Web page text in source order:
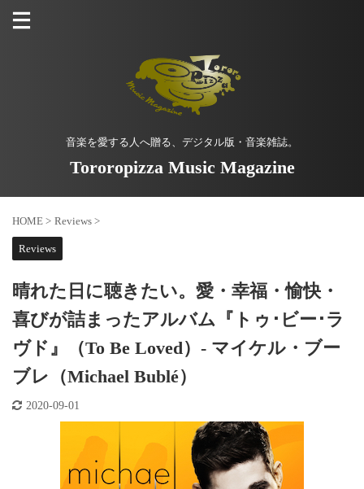
音楽を愛する人へ贈る、デジタル版・音楽雑誌。
Tororopizza Music Magazine
HOME > Reviews >
Reviews
晴れた日に聴きたい。愛・幸福・愉快・
喜びが詰まったアルバム『トゥ･ビー･ラ
ヴド』（To Be Loved）- マイケル・ブー
ブレ（Michael Bublé）
2020-09-01